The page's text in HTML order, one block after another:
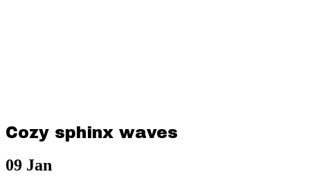
Cozy sphinx waves
09 Jan